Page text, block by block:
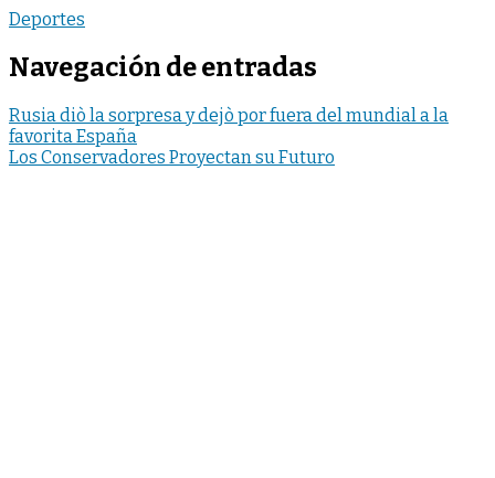
Deportes
Navegación de entradas
Rusia diò la sorpresa y dejò por fuera del mundial a la
favorita España
Los Conservadores Proyectan su Futuro